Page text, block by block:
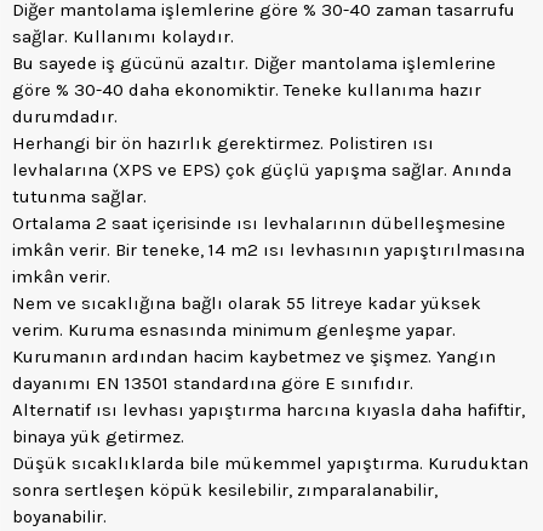
Diğer mantolama işlemlerine göre % 30-40 zaman tasarrufu
sağlar. Kullanımı kolaydır.
Bu sayede iş gücünü azaltır. Diğer mantolama işlemlerine
göre % 30-40 daha ekonomiktir. Teneke kullanıma hazır
durumdadır.
Herhangi bir ön hazırlık gerektirmez. Polistiren ısı
levhalarına (XPS ve EPS) çok güçlü yapışma sağlar. Anında
tutunma sağlar.
Ortalama 2 saat içerisinde ısı levhalarının dübelleşmesine
imkân verir. Bir teneke, 14 m2 ısı levhasının yapıştırılmasına
imkân verir.
Nem ve sıcaklığına bağlı olarak 55 litreye kadar yüksek
verim. Kuruma esnasında minimum genleşme yapar.
Kurumanın ardından hacim kaybetmez ve şişmez. Yangın
dayanımı EN 13501 standardına göre E sınıfıdır.
Alternatif ısı levhası yapıştırma harcına kıyasla daha hafiftir,
binaya yük getirmez.
Düşük sıcaklıklarda bile mükemmel yapıştırma. Kuruduktan
sonra sertleşen köpük kesilebilir, zımparalanabilir,
boyanabilir.